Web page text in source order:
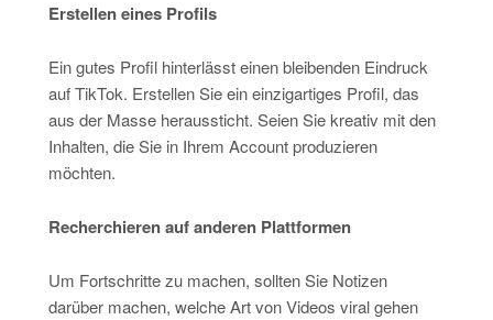
Erstellen eines Profils
Ein gutes Profil hinterlässt einen bleibenden Eindruck
auf TikTok. Erstellen Sie ein einzigartiges Profil, das
aus der Masse heraussticht. Seien Sie kreativ mit den
Inhalten, die Sie in Ihrem Account produzieren
möchten.
Recherchieren auf anderen Plattformen
Um Fortschritte zu machen, sollten Sie Notizen
darüber machen, welche Art von Videos viral gehen